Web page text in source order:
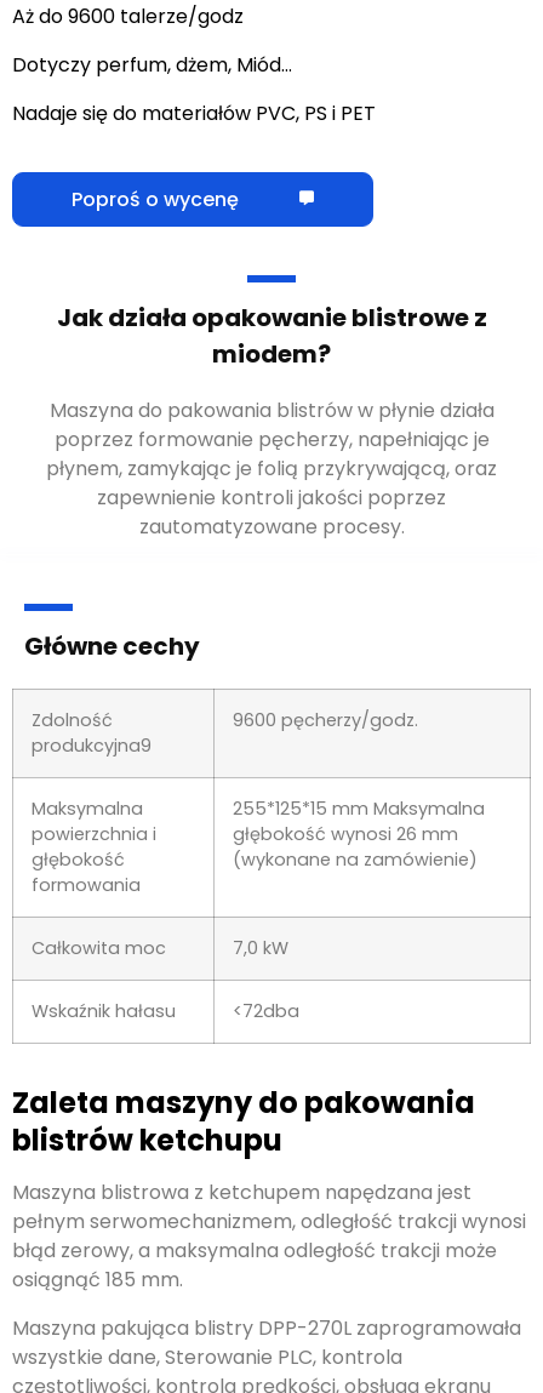
Aż do 9600 talerze/godz
Dotyczy perfum, dżem, Miód…
Nadaje się do materiałów PVC, PS i PET
Poproś o wycenę
Jak działa opakowanie blistrowe z
miodem?
Maszyna do pakowania blistrów w płynie działa
poprzez formowanie pęcherzy, napełniając je
płynem, zamykając je folią przykrywającą, oraz
zapewnienie kontroli jakości poprzez
zautomatyzowane procesy.
Główne cechy
Zdolność
produkcyjna9
9600 pęcherzy/godz.
Maksymalna
powierzchnia i
głębokość
formowania
255*125*15 mm Maksymalna
głębokość wynosi 26 mm
(wykonane na zamówienie)
Całkowita moc 7,0 kW
Wskaźnik hałasu <72dba
Zaleta maszyny do pakowania
blistrów ketchupu
Maszyna blistrowa z ketchupem napędzana jest
pełnym serwomechanizmem, odległość trakcji wynosi
błąd zerowy, a maksymalna odległość trakcji może
osiągnąć 185 mm.
Maszyna pakująca blistry DPP-270L zaprogramowała
wszystkie dane, Sterowanie PLC, kontrola
częstotliwości, kontrola prędkości, obsługa ekranu